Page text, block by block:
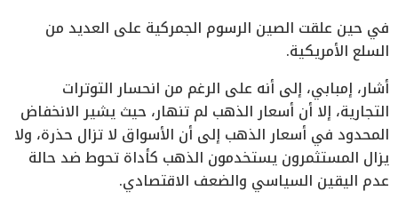
في حين علقت الصين الرسوم الجمركية على العديد من
السلع الأمريكية.
أشار، إمبابي، إلى أنه على الرغم من انحسار التوترات
التجارية، إلا أن أسعار الذهب لم تنهار، حيث يشير الانخفاض
المحدود في أسعار الذهب إلى أن الأسواق لا تزال حذرة، ولا
يزال المستثمرون يستخدمون الذهب كأداة تحوط ضد حالة
عدم اليقين السياسي والضعف الاقتصادي.